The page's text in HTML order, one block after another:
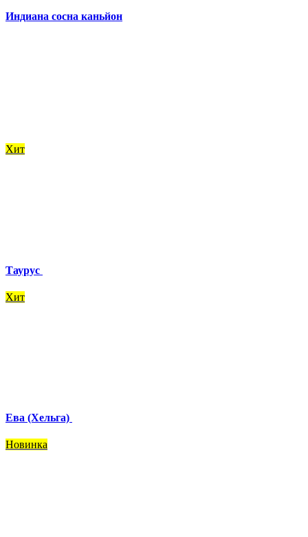
Индиана сосна каньйон
Хит
Таурус
Хит
Ева (Хельга)
Новинка